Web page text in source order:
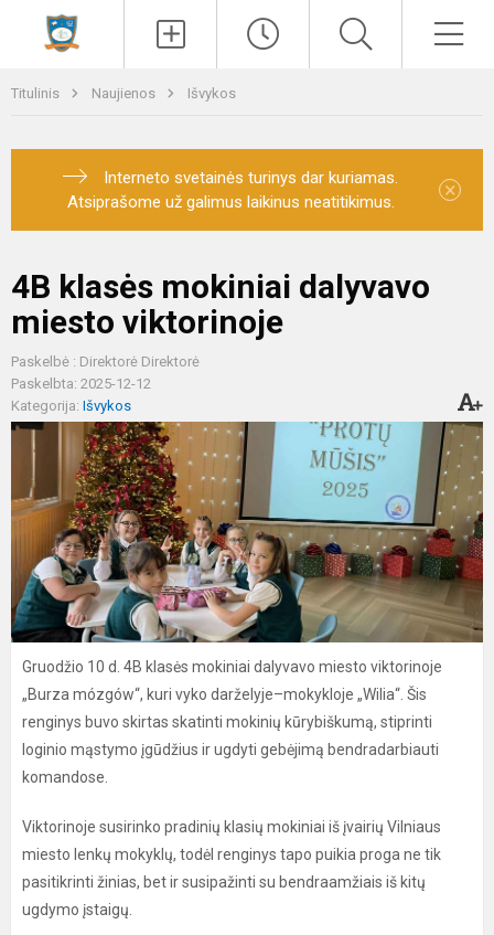
Titulinis Naujienos Išvykos
Interneto svetainės turinys dar kuriamas.
Atsiprašome už galimus laikinus neatitikimus.
×
4B klasės mokiniai dalyvavo
miesto viktorinoje
Paskelbė : Direktorė Direktorė
Paskelbta: 2025-12-12
Kategorija: Išvykos
Gruodžio 10 d. 4B klasės mokiniai dalyvavo miesto viktorinoje
„Burza mózgów“, kuri vyko darželyje–mokykloje „Wilia“. Šis
renginys buvo skirtas skatinti mokinių kūrybiškumą, stiprinti
loginio mąstymo įgūdžius ir ugdyti gebėjimą bendradarbiauti
komandose.
Viktorinoje susirinko pradinių klasių mokiniai iš įvairių Vilniaus
miesto lenkų mokyklų, todėl renginys tapo puikia proga ne tik
pasitikrinti žinias, bet ir susipažinti su bendraamžiais iš kitų
ugdymo įstaigų.